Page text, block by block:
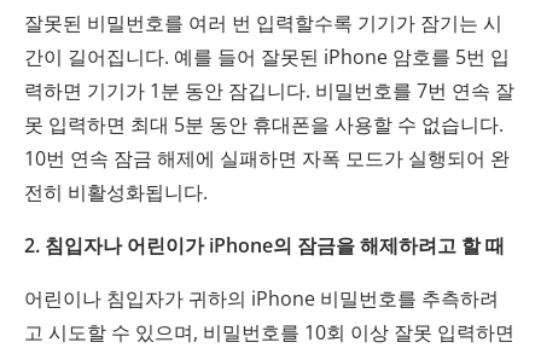
잘못된 비밀번호를 여러 번 입력할수록 기기가 잠기는 시
간이 길어집니다. 예를 들어 잘못된 iPhone 암호를 5번 입
력하면 기기가 1분 동안 잠깁니다. 비밀번호를 7번 연속 잘
못 입력하면 최대 5분 동안 휴대폰을 사용할 수 없습니다.
10번 연속 잠금 해제에 실패하면 자폭 모드가 실행되어 완
전히 비활성화됩니다.
2. 침입자나 어린이가 iPhone의 잠금을 해제하려고 할 때
어린이나 침입자가 귀하의 iPhone 비밀번호를 추측하려
고 시도할 수 있으며, 비밀번호를 10회 이상 잘못 입력하면